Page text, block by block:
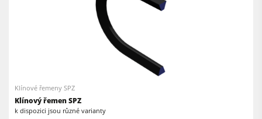
Klínové řemeny SPZ
Klínový řemen SPZ
k dispozici jsou různé varianty